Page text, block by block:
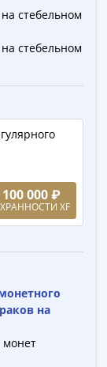
стебельном
стебельном
100 000 ₽
XF
на
монет